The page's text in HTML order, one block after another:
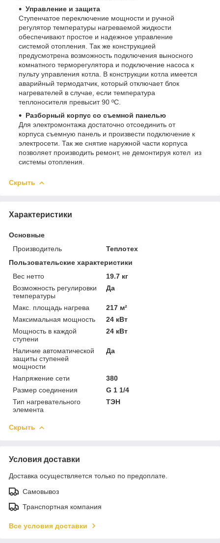
Управление и защита
Ступенчатое переключение мощности и ручной
регулятор температуры нагреваемой жидкости
обеспечивают простое и надежное управление
системой отопления. Так же конструкцией
предусмотрена возможность подключения выносного
комнатного терморегулятора и подключение насоса к
пульту управления котла. В конструкции котла имеется
аварийный термодатчик, который отключает блок
нагревателей в случае, если температура
теплоносителя превысит 90 ºС.
Разборный корпус со съемной панелью
Для электромонтажа достаточно отсоединить от
корпуса съемную панель и произвести подключение к
электросети. Так же снятие наружной части корпуса
позволяет производить ремонт, не демонтируя котел из
системы отопления.
Скрыть
Характеристики
Основные
Производитель
Теплотех
Пользовательские характеристики
Вес нетто
19.7 кг
Возможность регулировки
температуры
Да
Макс. площадь нагрева
217 м²
Максимальная мощность
24 кВт
Мощность в каждой
ступени
24 кВт
Наличие автоматической
защиты ступеней
мощности
Да
Напряжение сети
380
Размер соединения
G 1 1/4
Тип нагревательного
элемента
ТЭН
Скрыть
Условия доставки
Доставка осуществляется только по предоплате.
Самовывоз
Транспортная компания
Все условия доставки